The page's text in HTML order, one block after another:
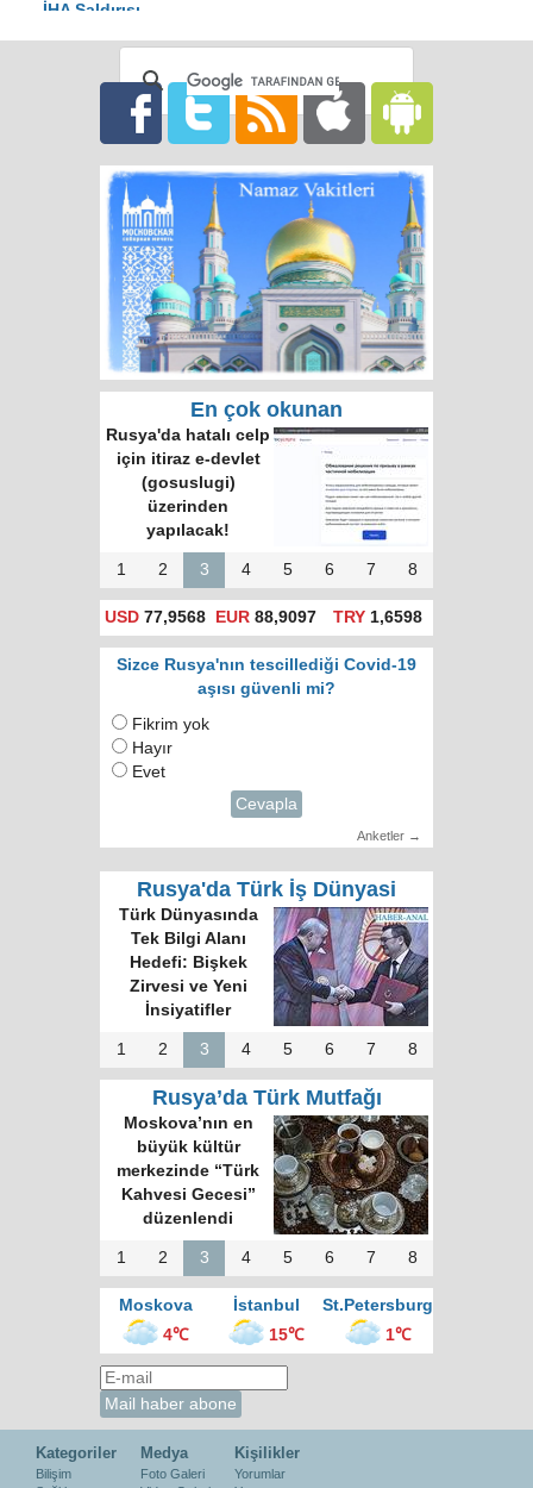
İHA Saldırısı
En çok okunan
Rusya'da hatalı celp
için itiraz e-devlet
(gosuslugi)
üzerinden
yapılacak!
1 2 3 4 5 6 7 8
USD 77,9568 EUR 88,9097 TRY1,6598
Sizce Rusya'nın tescillediği Covid-19
aşısı güvenli mi?
Fikrim yok
Hayır
Evet
Cevapla
Anketler →
Rusya'da Türk İş Dünyasi
Türk Dünyasında
Tek Bilgi Alanı
Hedefi: Bişkek
Zirvesi ve Yeni
İnsiyatifler
1 2 3 4 5 6 7 8
Rusya’da Türk Mutfağı
Moskova’nın en
büyük kültür
merkezinde “Türk
Kahvesi Gecesi”
düzenlendi
1 2 3 4 5 6 7 8
Moskova İstanbul
St.Petersburg
4℃
15℃ 1℃
Kategoriler
Bilişim
Medya
Foto Galeri
Kişilikler
Yorumlar